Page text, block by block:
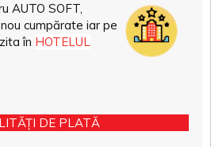
AUTO SOFT,
cumpărate iar pe
în HOTELUL
DE PLATĂ